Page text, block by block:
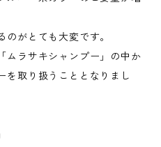
のがとても大変です。
ムラサキシャンプー」の中か
を取り扱うこととなりまし